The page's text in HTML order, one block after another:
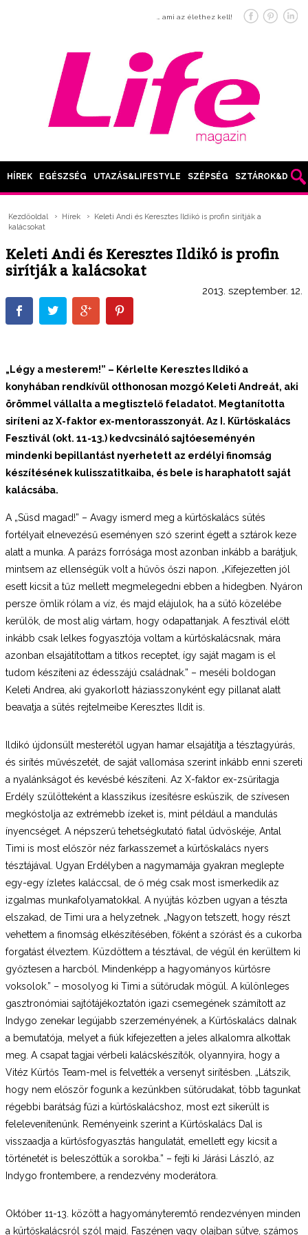
… ami az élethez kell!
HÍREK EGÉSZSÉG UTAZÁS&LIFESTYLE SZÉPSÉG SZTÁROK&DIVAT
Kezdőoldal Hírek
Keleti Andi és Keresztes Ildikó is profin sirítják a
kalácsokat
Keleti Andi és Keresztes Ildikó is profin
sirítják a kalácsokat
2013. szeptember. 12.
„Légy a mesterem!” – Kérlelte Keresztes Ildikó a
konyhában rendkívül otthonosan mozgó Keleti Andreát, aki
örömmel vállalta a megtisztelő feladatot. Megtanította
siríteni az X-faktor ex-mentorasszonyát. Az I. Kürtőskalács
Fesztivál (okt. 11-13.) kedvcsináló sajtóeseményén
mindenki bepillantást nyerhetett az erdélyi finomság
készítésének kulisszatitkaiba, és bele is haraphatott saját
kalácsába.
A „Süsd magad!” – Avagy ismerd meg a kürtőskalács sütés
fortélyait elnevezésű eseményen szó szerint égett a sztárok keze
alatt a munka. A parázs forrósága most azonban inkább a barátjuk,
mintsem az ellenségük volt a hűvös őszi napon. „Kifejezetten jól
esett kicsit a tűz mellett megmelegedni ebben a hidegben. Nyáron
persze ömlik rólam a víz, és majd elájulok, ha a sütő közelébe
kerülök, de most alig vártam, hogy odapattanjak. A fesztivál előtt
inkább csak lelkes fogyasztója voltam a kürtőskalácsnak, mára
azonban elsajátítottam a titkos receptet, így saját magam is el
tudom készíteni az édesszájú családnak.” – meséli boldogan
Keleti Andrea, aki gyakorlott háziasszonyként egy pillanat alatt
beavatja a sütés rejtelmeibe Keresztes Ildit is.
Ildikó újdonsült mesterétől ugyan hamar elsajátítja a tésztagyúrás,
és sirítés művészetét, de saját vallomása szerint inkább enni szereti
a nyalánkságot és kevésbé készíteni. Az X-faktor ex-zsűritagja
Erdély szülötteként a klasszikus ízesítésre esküszik, de szívesen
megkóstolja az extrémebb ízeket is, mint például a mandulás
ínyencséget. A népszerű tehetségkutató fiatal üdvöskéje, Antal
Timi is most először néz farkasszemet a kürtőskalács nyers
tésztájával. Ugyan Erdélyben a nagymamája gyakran meglepte
egy-egy ízletes kaláccsal, de ő még csak most ismerkedik az
izgalmas munkafolyamatokkal. A nyújtás közben ugyan a tészta
elszakad, de Timi ura a helyzetnek. „Nagyon tetszett, hogy részt
vehettem a finomság elkészítésében, főként a szórást és a cukorba
forgatást élveztem. Küzdöttem a tésztával, de végül én kerültem ki
győztesen a harcból. Mindenképp a hagyományos kürtősre
voksolok.” – mosolyog ki Timi a sütőrudak mögül. A különleges
gasztronómiai sajtótájékoztatón igazi csemegének számított az
Indygo zenekar legújabb szerzeményének, a Kürtőskalács dalnak
a bemutatója, melyet a fiúk kifejezetten a jeles alkalomra alkottak
meg. A csapat tagjai vérbeli kalácskészítők, olyannyira, hogy a
Vitéz Kürtős Team-mel is felvették a versenyt sirítésben. „Látszik,
hogy nem először fogunk a kezünkben sütőrudakat, több tagunkat
régebbi barátság fűzi a kürtőskalácshoz, most ezt sikerült is
felelevenítenünk. Reményeink szerint a Kürtőskalács Dal is
visszaadja a kürtősfogyasztás hangulatát, emellett egy kicsit a
történetét is beleszőttük a sorokba.” – fejti ki Járási László, az
Indygo frontembere, a rendezvény moderátora.
Október 11-13. között a hagyományteremtő rendezvényen minden
a kürtőskalácsról szól majd. Faszénen vagy olajban sütve, számos